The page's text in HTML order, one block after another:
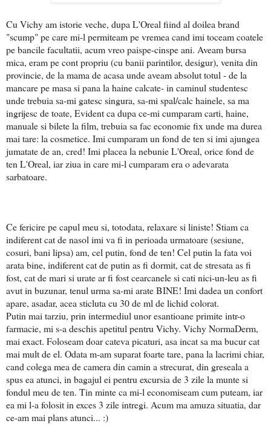
Cu Vichy am istorie veche, dupa L'Oreal fiind al doilea brand
"scump" pe care mi-l permiteam pe vremea cand imi toceam coatele
pe bancile facultatii, acum vreo paispe-cinspe ani. Aveam bursa
mica, eram pe cont propriu (cu banii parintilor, desigur), venita din
provincie, de la mama de acasa unde aveam absolut totul - de la
mancare pe masa si pana la haine calcate- in caminul studentesc
unde trebuia sa-mi gatesc singura, sa-mi spal/calc hainele, sa ma
ingrijesc de toate, Evident ca dupa ce-mi cumparam carti, haine,
manuale si bilete la film, trebuia sa fac economie fix unde ma durea
mai tare: la cosmetice. Imi cumparam un fond de ten si imi ajungea
jumatate de an, cred! Imi placea la nebunie L'Oreal, orice fond de
ten L'Oreal, iar ziua in care mi-l cumparam era o adevarata
sarbatoare.
Ce fericire pe capul meu si, totodata, relaxare si liniste! Stiam ca
indiferent cat de nasol imi va fi in perioada urmatoare (sesiune,
cosuri, bani lipsa) am, cel putin, fond de ten! Cel putin la fata voi
arata bine, indiferent cat de putin as fi dormit, cat de stresata as fi
fost, cat de mari si urate ar fi fost cearcanele si cati nici-un-leu as fi
avut in buzunar, tenul urma sa-mi arate BINE! Imi dadea un confort
apare, asadar, acea sticluta cu 30 de ml de lichid colorat.
Putin mai tarziu, prin intermediul unor esantioane primite intr-o
farmacie, mi s-a deschis apetitul pentru Vichy. Vichy NormaDerm,
mai exact. Foloseam doar cateva picaturi, asa incat sa ma bucur cat
mai mult de el. Odata m-am suparat foarte tare, pana la lacrimi chiar,
cand colega mea de camera din camin a strecurat, din greseala a
spus ea atunci, in bagajul ei pentru excursia de 3 zile la munte si
fondul meu de ten. Tin minte ca mi-l economiseam cum puteam, iar
ea mi l-a folosit in exces 3 zile intregi. Acum ma amuza situatia, dar
ce-am mai plans atunci... :)